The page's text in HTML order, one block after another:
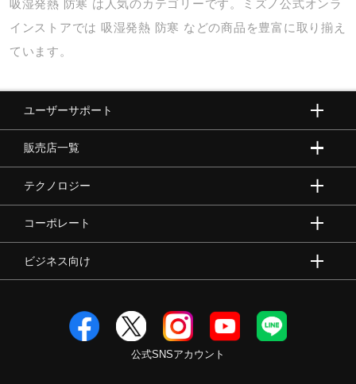
吸湿発熱 防寒 は人気のカテゴリーです。ミズノ公式オンラ
インストアでは 吸湿発熱 防寒 などの商品を豊富に取り揃え
ています。
ユーザーサポート
販売店一覧
テクノロジー
コーポレート
ビジネス向け
公式SNSアカウント